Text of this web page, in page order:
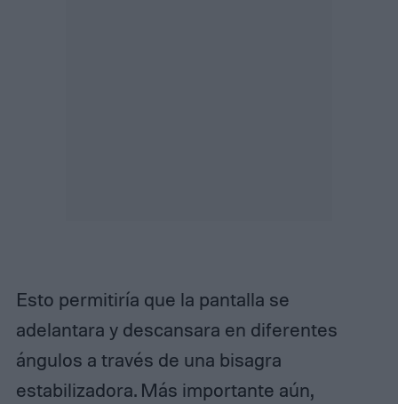
Esto permitiría que la pantalla se
adelantara y descansara en diferentes
ángulos a través de una bisagra
estabilizadora. Más importante aún,